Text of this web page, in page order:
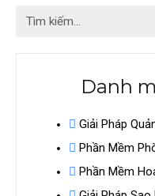
Tìm
Danh
Giải Pháp
Phần Mềm
Phần Mềm